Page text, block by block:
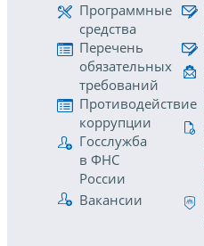
Программные
средства
Перечень
обязательных
требований
Противодействие
коррупции
Госслужба
в ФНС
России
Вакансии